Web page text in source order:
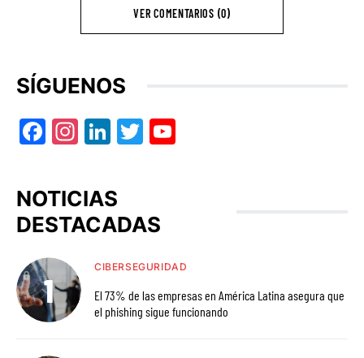
VER COMENTARIOS (0)
SÍGUENOS
Facebook
Instagram
LinkedIn
Twitter
NOTICIAS
DESTACADAS
CIBERSEGURIDAD
El 73% de las empresas en América Latina asegura que
el phishing sigue funcionando